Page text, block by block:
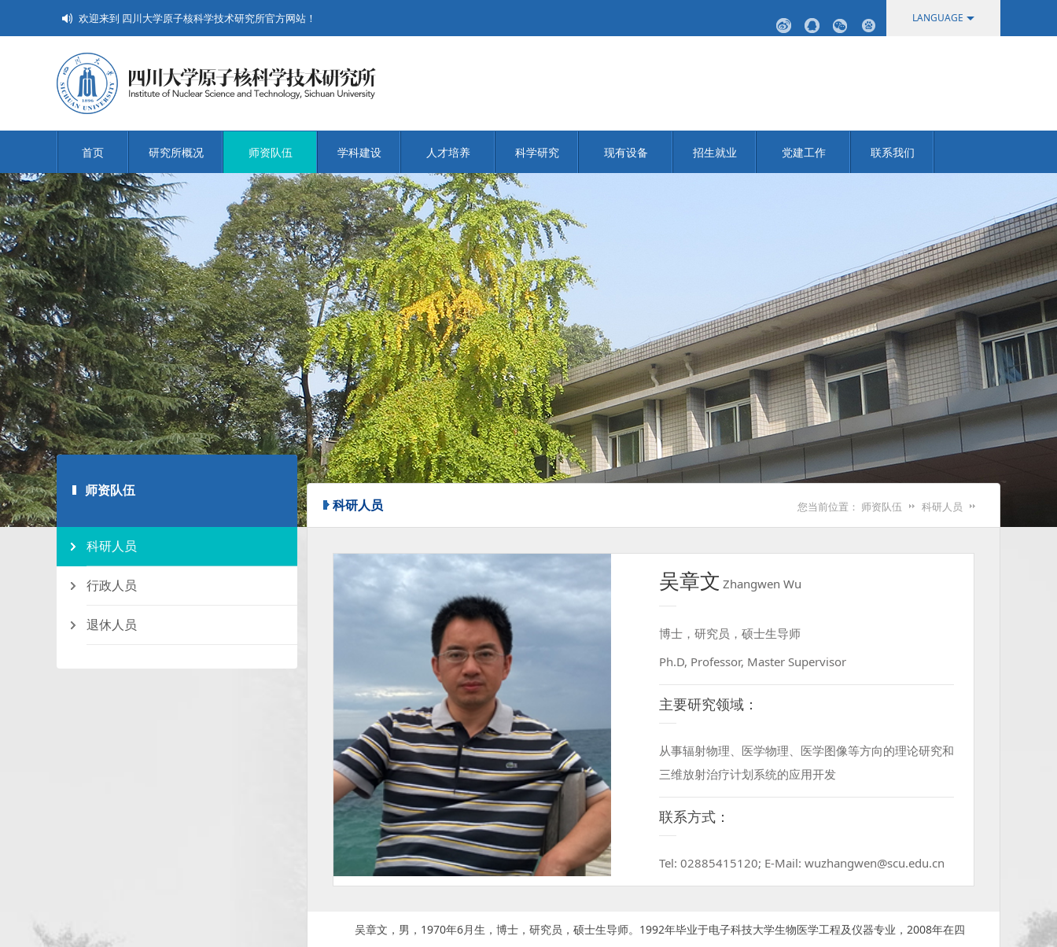
欢迎来到 四川大学原子核科学技术研究所官方网站！ LANGUAGE
首页 研究所概况 师资队伍 学科建设 人才培养 科学研究 现有设备 招生就业 党建工作 联系我们
师资队伍
科研人员
行政人员
退休人员
科研人员 您当前位置： 师资队伍 科研人员
吴章文 Zhangwen Wu
博士，研究员，硕士生导师
Ph.D, Professor, Master Supervisor
主要研究领域：
从事辐射物理、医学物理、医学图像等方向的理论研究和
三维放射治疗计划系统的应用开发
联系方式：
Tel: 02885415120; E-Mail: wuzhangwen@scu.edu.cn
吴章文，男，1970年6月生，博士，研究员，硕士生导师。1992年毕业于电子科技大学生物医学工程及仪器专业，2008年在四